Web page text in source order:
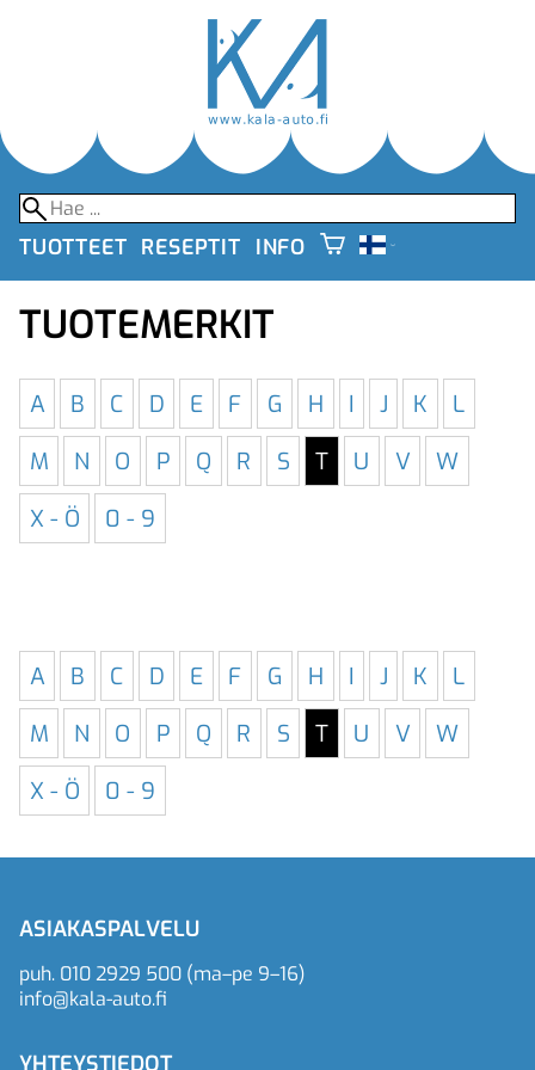
TUOTTEET RESEPTIT INFO
TUOTEMERKIT
A B C D E F G H I J K
L
M
N O P Q R S T U V
W
X - Ö
0 - 9
A B C D E F G H I J K
L
M
N O P Q R S T U V
W
X - Ö
0 - 9
ASIAKASPALVELU
puh. 010 2929 500 (ma–pe 9–16)
info@kala-auto.fi